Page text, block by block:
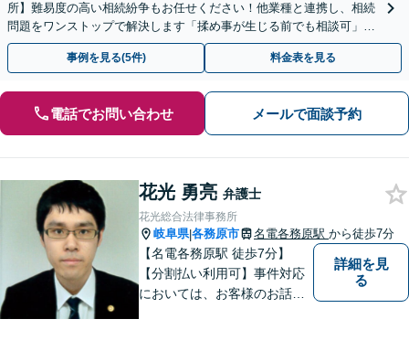
所】難易度の高い相続紛争もお任せください！他業種と連携し、相続
問題をワンストップで解決します「揉め事が生じる前でも相談可」
【分割払い対応】【完全個室制】【休日夜間相談可】
事例を見る(5件) 料金表を見る
電話でお問い合わせ メールで面談予約
花光 勇亮 弁護士
花光総合法律事務所
岐阜県|各務原市 名電各務原駅 から徒歩7分
【名電各務原駅 徒歩7分】
【分割払い利用可】事件対応
においては、お客様のお話を
詳細を見
る